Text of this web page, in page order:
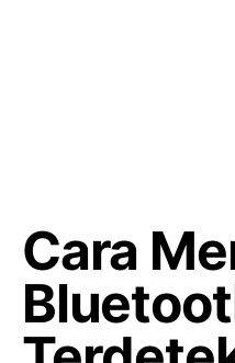
Cara